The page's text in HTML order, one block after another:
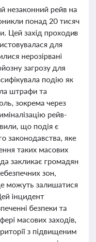
незаконний рейв на
понад 20 тисяч
Цей захід проходив
для
нерозірвані
загрозу для
подію як
штрафи та
зокрема через
рейв-
що подія є
законодавства, яке
таких масових
закликає громадян
зон,
можуть залишатися
інцидент
безпеки та
масових заходів,
з підвищеним